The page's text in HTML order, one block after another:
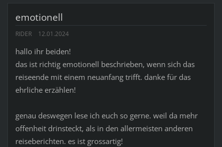
emotionell
RIDER 12.01.2024
hallo ihr beiden!
das ist richtig emotionell beschrieben, wenn sich das
reiseende mit einem neuanfang trifft. danke für das
ehrliche erzählen!
genau deswegen lese ich euch so gerne. weil da mehr
offenheit drinsteckt, als in den allermeisten anderen
reiseberichten. es ist grossartig!